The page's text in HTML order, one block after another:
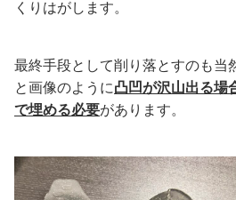
くりはがします。
最終手段として削り落とすのも当
と画像のように凸凹が沢山出る場
で埋める必要があります。